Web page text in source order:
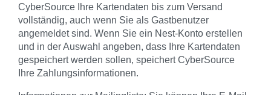
CyberSource Ihre Kartendaten bis zum Versand
vollständig, auch wenn Sie als Gastbenutzer
angemeldet sind. Wenn Sie ein Nest-Konto erstellen
und in der Auswahl angeben, dass Ihre Kartendaten
gespeichert werden sollen, speichert CyberSource
Ihre Zahlungsinformationen.